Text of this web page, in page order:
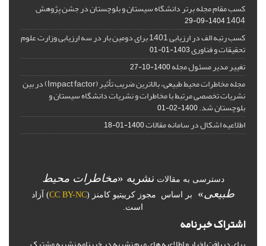
کسب مقام مجله برتر دانشگاه سیستان و بلوچستان در جشن پژوهش
1404
1404-09-29
کسب رتبه الف در ارزیابی 1401 برای دومین بار در سه ارزیابی وزارت علوم
تحقیقات و فناوری1403-01-01
تغییر مدیر مسئول مجله1400-10-27
مجله مخاطرات محیط طبیعی، بالاترین ضریب تأثیر (Impact factor) در بین
نشریات تخصصی مرتبط با مخاطرات و نشریات دانشگاه سیستان و
بلوچستان شد.1400-02-01
اطلاعیه اشکال در سامانه مقالات1400-01-18
دسترسی به مقالات نشریه «مخاطرات محیط
طبیعی» بر اساس مجوز کرییتیو کامنز (CC BY-NC) آزاد
است.
اشتراک خبرنامه